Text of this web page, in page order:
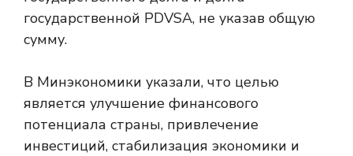
государственной PDVSA, не указав общую
сумму.
В Минэкономики указали, что целью
является улучшение финансового
потенциала страны, привлечение
инвестиций, стабилизация экономики и